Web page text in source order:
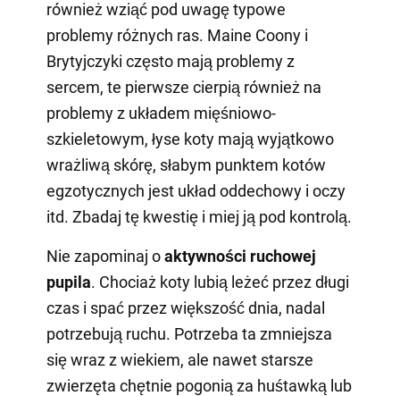
również wziąć pod uwagę typowe
problemy różnych ras. Maine Coony i
Brytyjczyki często mają problemy z
sercem, te pierwsze cierpią również na
problemy z układem mięśniowo-
szkieletowym, łyse koty mają wyjątkowo
wrażliwą skórę, słabym punktem kotów
egzotycznych jest układ oddechowy i oczy
itd. Zbadaj tę kwestię i miej ją pod kontrolą.
Nie zapominaj oaktywności ruchowej
pupila. Chociaż koty lubią leżeć przez długi
czas i spać przez większość dnia, nadal
potrzebują ruchu. Potrzeba ta zmniejsza
się wraz z wiekiem, ale nawet starsze
zwierzęta chętnie pogonią za huśtawką lub